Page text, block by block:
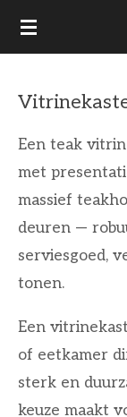
Ga
direct
de
Een teak
met
massief
deuren —
serviesgoed,
tonen.
Een
of eetkamer
sterk en
keuze maakt